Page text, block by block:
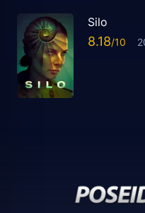
Silo
8.18